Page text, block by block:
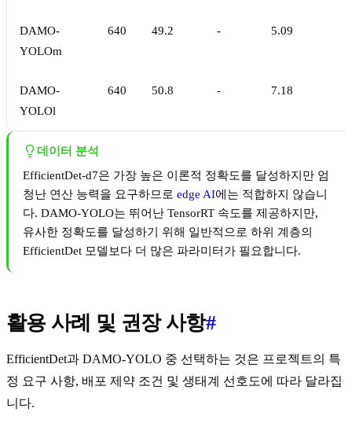
DAMO-
YOLOm
640 49.2 - 5.09
DAMO-
YOLOl
640 50.8 - 7.18
데이터 분석
EfficientDet-d7은 가장 높은 이론적 정확도를 달성하지만 엄
청난 연산 능력을 요구하므로 edge AI에는 적합하지 않습니
다. DAMO-YOLO는 뛰어난 TensorRT 속도를 제공하지만,
유사한 정확도를 달성하기 위해 일반적으로 하위 계층의
EfficientDet 모델보다 더 많은 파라미터가 필요합니다.
활용 사례 및 권장 사항#
EfficientDet과 DAMO-YOLO 중 선택하는 것은 프로젝트의 특
정 요구 사항, 배포 제약 조건 및 생태계 선호도에 따라 달라집
니다.